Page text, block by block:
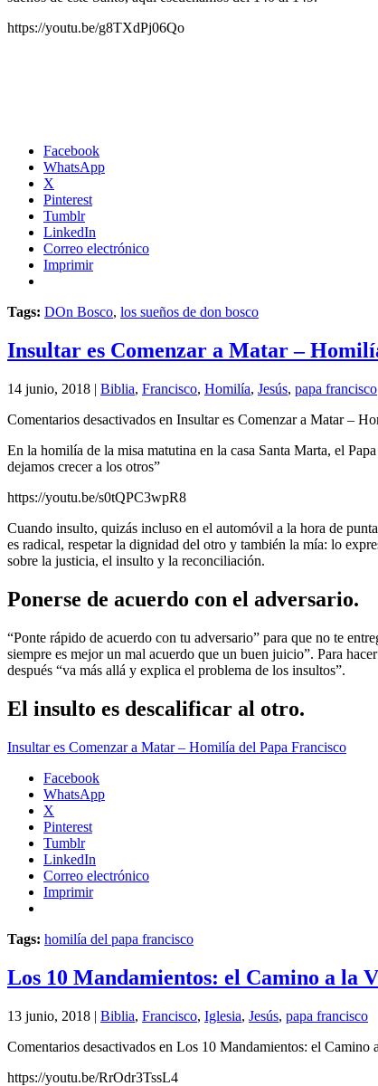
https://youtu.be/g8TXdPj06Qo
Facebook
WhatsApp
X
Pinterest
Tumblr
LinkedIn
Correo electrónico
Imprimir
Tags: DOn Bosco, los sueños de don bosco
Insultar es Comenzar a Matar –
14 junio, 2018 | Biblia, Francisco, Homilía, Jesús, papa francisco
Comentarios desactivados en Insultar es Comenzar a Matar –
En la homilía de la misa matutina en la casa Santa Marta, el
dejamos crecer a los otros”
https://youtu.be/s0tQPC3wpR8
Cuando insulto, quizás incluso en el automóvil a la hora de
es radical, respetar la dignidad del otro y también la mía: lo
sobre la justicia, el insulto y la reconciliación.
Ponerse de acuerdo con el adversario.
“Ponte rápido de acuerdo con tu adversario” para que no te
siempre es mejor un mal acuerdo que un buen juicio”. Para
después “va más allá y explica el problema de los insultos”.
El insulto es descalificar al otro.
Insultar es Comenzar a Matar – Homilía del Papa Francisco
Facebook
WhatsApp
X
Pinterest
Tumblr
LinkedIn
Correo electrónico
Imprimir
Tags: homilía del papa francisco
Los 10 Mandamientos: el Camino a la
13 junio, 2018 | Biblia, Francisco, Iglesia, Jesús, papa francisco
Comentarios desactivados en Los 10 Mandamientos: el Camino
https://youtu.be/RrOdr3TssL4